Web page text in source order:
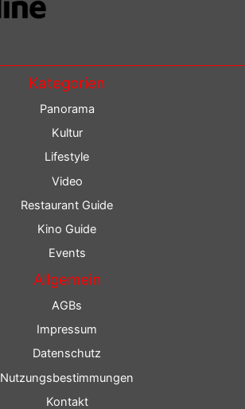
Kategorien
Panorama
Kultur
Lifestyle
Video
Restaurant Guide
Kino Guide
Events
Allgemein
AGBs
Impressum
Datenschutz
Nutzungsbestimmungen
Kontakt